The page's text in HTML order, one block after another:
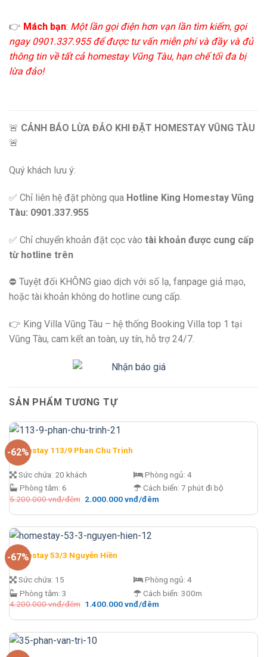
👉 Mách bạn: Một lần gọi điện hơn vạn lần tìm kiếm, gọi
ngay 0901.337.955 để được tư vấn miễn phí và đầy và đủ
thông tin về tất cả homestay Vũng Tàu, hạn chế tối đa bị
lừa đảo!
🚨 CẢNH BÁO LỪA ĐẢO KHI ĐẶT HOMESTAY VŨNG TÀU
🚨
Quý khách lưu ý:
✅ Chỉ liên hệ đặt phòng qua Hotline King Homestay Vũng
Tàu: 0901.337.955
✅ Chỉ chuyển khoản đặt cọc vào tài khoản được cung cấp
từ hotline trên
⛔️ Tuyệt đối KHÔNG giao dịch với số lạ, fanpage giả mạo,
hoặc tài khoản không do hotline cung cấp.
👉 King Villa Vũng Tàu – hệ thống Booking Villa top 1 tại
Vũng Tàu, cam kết an toàn, uy tín, hỗ trợ 24/7.
SẢN PHẨM TƯƠNG TỰ
-62%
Homestay 113/9 Phan Chu Trinh
Sức chứa: 20 khách
Phòng tắm: 6
Phòng ngủ: 4
Cách biển: 7 phút đi bộ
5.200.000vnđ/đêm Giá
là:
đêm.
2.000.000vnđ/đêmGiá
tại
2.000.000 vnđ/
-67%
Homestay 53/3 Nguyễn Hiền
Sức chứa: 15
Phòng tắm: 3
Phòng ngủ: 4
Cách biển: 300m
4.200.000vnđ/đêm Giá
là:
đêm.
1.400.000vnđ/đêmGiá
tại
1.400.000 vnđ/